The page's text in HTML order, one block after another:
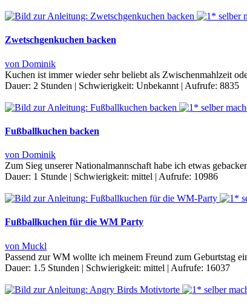
Zwetschgenkuchen backen
von Dominik
Kuchen ist immer wieder sehr beliebt als Zwischenmahlzeit
Dauer: 2 Stunden | Schwierigkeit: Unbekannt | Aufrufe: 8835
Fußballkuchen backen
von Dominik
Zum Sieg unserer Nationalmannschaft habe ich etwas
Dauer: 1 Stunde | Schwierigkeit: mittel | Aufrufe: 10986
Fußballkuchen für die WM Party
von Muckl
Passend zur WM wollte ich meinem Freund zum Geburtstag
Dauer: 1.5 Stunden | Schwierigkeit: mittel | Aufrufe: 16037